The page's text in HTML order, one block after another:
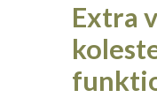
Extra